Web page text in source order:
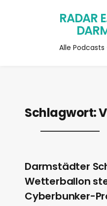
RADAR
Alle
Schlagwort:
Darmstädter
Wetterballon
Cyberbunker-